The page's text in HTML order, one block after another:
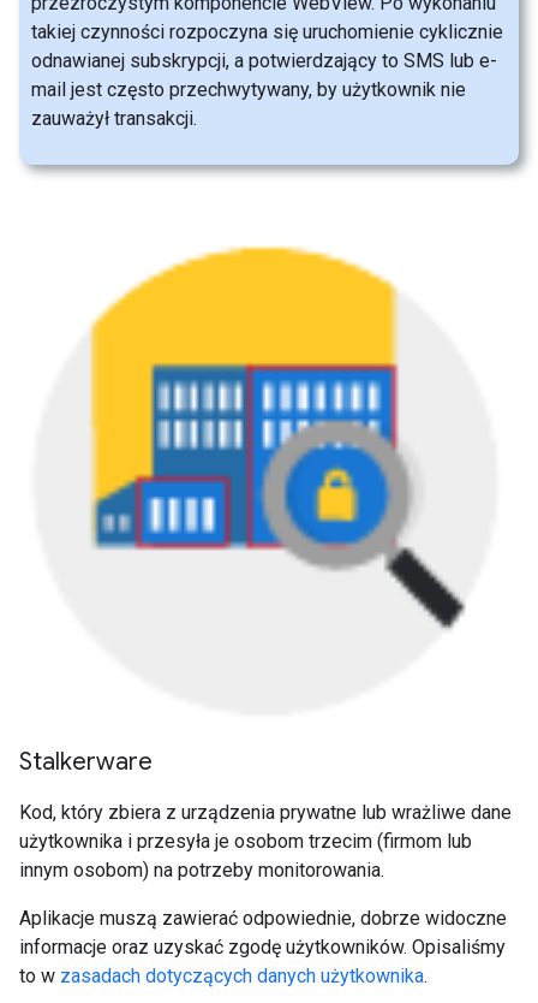
takiej czynności rozpoczyna się uruchomienie cyklicznie
odnawianej subskrypcji, a potwierdzający to SMS lub e-
mail jest często przechwytywany, by użytkownik nie
zauważył transakcji.
Stalkerware
Kod, który zbiera z urządzenia prywatne lub wrażliwe dane
użytkownika i przesyła je osobom trzecim (firmom lub
innym osobom) na potrzeby monitorowania.
Aplikacje muszą zawierać odpowiednie, dobrze widoczne
informacje oraz uzyskać zgodę użytkowników. Opisaliśmy
to w zasadach dotyczących danych użytkownika.